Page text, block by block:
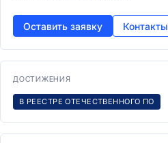
Оставить заявку Контакты
ДОСТИЖЕНИЯ
В РЕЕСТРЕ ОТЕЧЕСТВЕННОГО ПО